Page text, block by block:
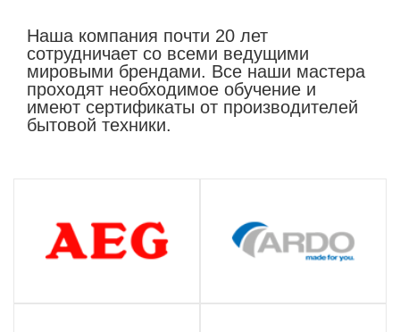
Наша компания почти 20 лет
сотрудничает со всеми ведущими
мировыми брендами. Все наши мастера
проходят необходимое обучение и
имеют сертификаты от производителей
бытовой техники.